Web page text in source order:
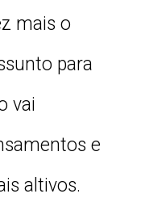
mais o
para
vai
e
altivos.